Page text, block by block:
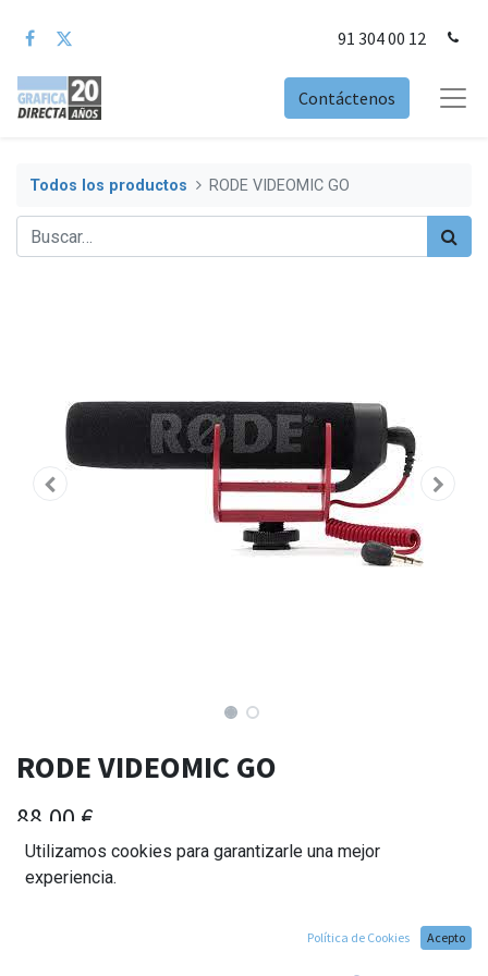
91 304 00 12
Contáctenos
Todos los productos RODE VIDEOMIC GO
RODE VIDEOMIC GO
88,00 €
Utilizamos cookies para garantizarle una mejor
experiencia.
Política de Cookies Acepto